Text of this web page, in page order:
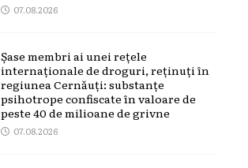
07.08.2026
Șase membri ai unei rețele
internaționale de droguri, reținuți în
regiunea Cernăuți: substanțe
psihotrope confiscate în valoare de
peste 40 de milioane de grivne
07.08.2026